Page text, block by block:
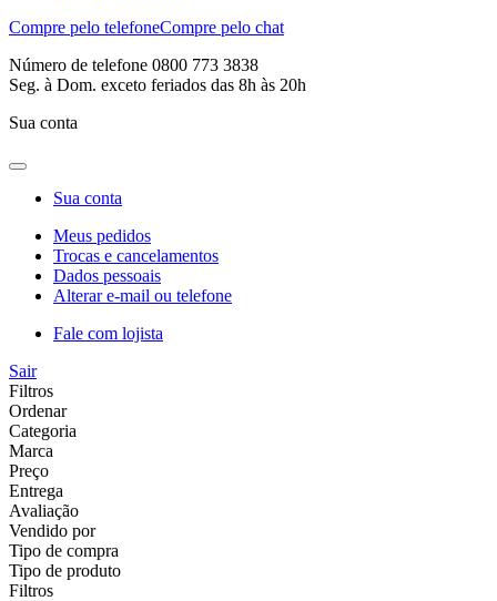
Compre pelo telefoneCompre pelo chat
Número de telefone 0800 773 3838
Seg. à Dom. exceto feriados das 8h às 20h
Sua conta
Sua conta
Meus pedidos
Trocas e cancelamentos
Dados pessoais
Alterar e-mail ou telefone
Fale com lojista
Sair
Filtros
Ordenar
Categoria
Marca
Preço
Entrega
Avaliação
Vendido por
Tipo de compra
Tipo de produto
Filtros